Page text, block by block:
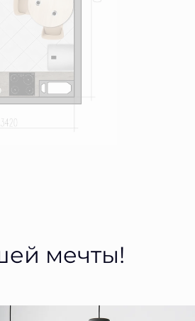
мечты!